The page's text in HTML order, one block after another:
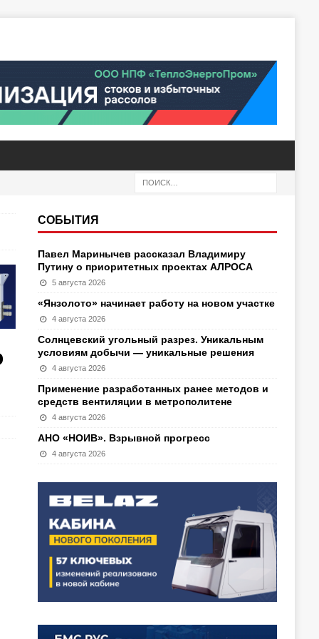
СОБЫТИЯ
Павел Маринычев рассказал Владимиру
Путину о приоритетных проектах АЛРОСА
5 августа 2026
«Янзолото» начинает работу на новом участке
4 августа 2026
Солнцевский угольный разрез. Уникальным
условиям добычи — уникальные решения
4 августа 2026
Применение разработанных ранее методов и
средств вентиляции в метрополитене
4 августа 2026
АНО «НОИВ». Взрывной прогресс
4 августа 2026